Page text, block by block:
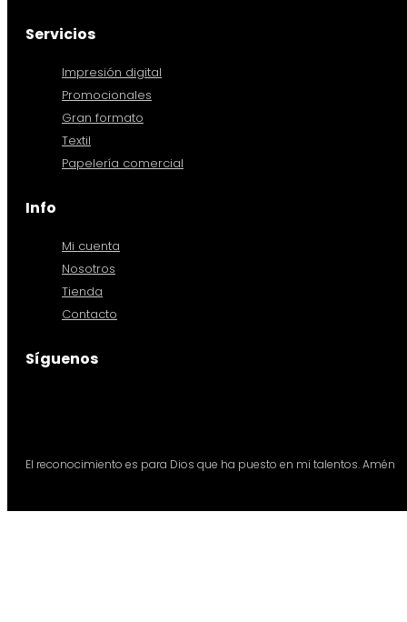
Servicios
Impresión digital
Promocionales
Gran formato
Textil
Papelería comercial
Info
Mi cuenta
Nosotros
Tienda
Contacto
Síguenos
El reconocimiento es para Dios que ha puesto en mi talentos. Amén